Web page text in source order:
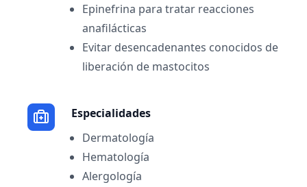
Epinefrina para tratar reacciones
anafilácticas
Evitar desencadenantes conocidos de
liberación de mastocitos
Especialidades
Dermatología
Hematología
Alergología